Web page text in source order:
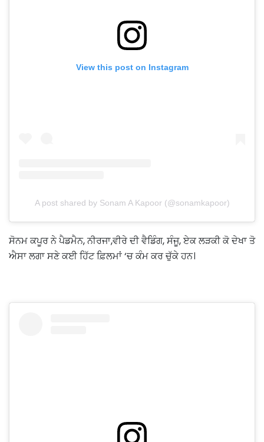
View this post on Instagram
A post shared by Sonam A Kapoor (@sonamkapoor)
ਸੋਨਮ ਕਪੂਰ ਨੇ ਪੈਡਮੈਨ, ਨੀਰਜਾ,ਵੀਰੇ ਦੀ ਵੈਡਿੰਗ, ਸੰਜੂ, ਏਕ ਲੜਕੀ ਕੋ ਦੇਖਾ ਤੋ
ਐਸਾ ਲਗਾ ਸਣੇ ਕਈ ਹਿੱਟ ਫ਼ਿਲਮਾਂ ‘ਚ ਕੰਮ ਕਰ ਚੁੱਕੇ ਹਨ।